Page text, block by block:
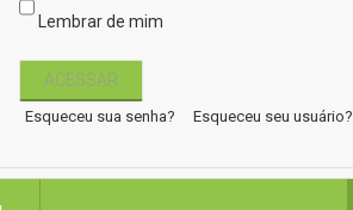
Lembrar de mim
Esqueceu sua senha? Esqueceu seu usuário?